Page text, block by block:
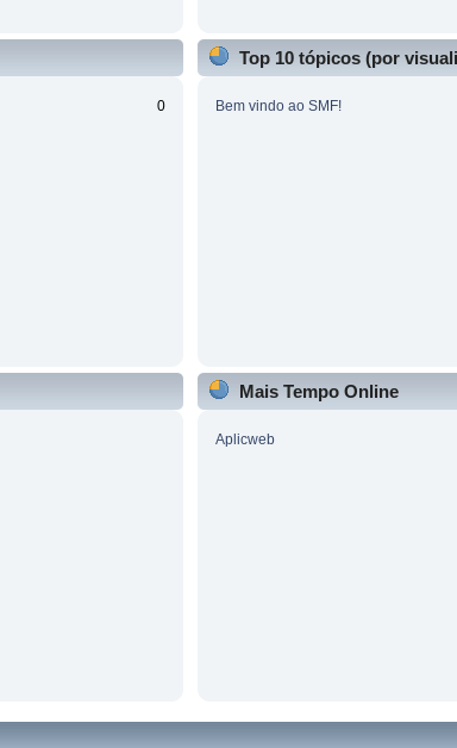
0
Top 10 tópicos (por
Bem vindo ao SMF!
Mais Tempo Online
Aplicweb